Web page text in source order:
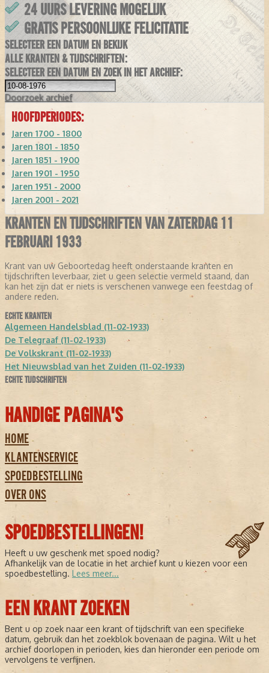
24 UURS LEVERING MOGELIJK
GRATIS PERSOONLIJKE FELICITATIE
SELECTEER EEN DATUM EN BEKIJK
ALLE KRANTEN & TIJDSCHRIFTEN:
SELECTEER EEN DATUM EN ZOEK IN HET ARCHIEF:
Doorzoek archief
HOOFDPERIODES:
Jaren 1700 - 1800
Jaren 1801 - 1850
Jaren 1851 - 1900
Jaren 1901 - 1950
Jaren 1951 - 2000
Jaren 2001 - 2021
KRANTEN EN TIJDSCHRIFTEN VAN ZATERDAG 11
FEBRUARI 1933
Krant van uw Geboortedag heeft onderstaande kranten en
tijdschriften leverbaar, ziet u geen selectie vermeld staand, dan
kan het zijn dat er niets is verschenen vanwege een feestdag of
andere reden.
ECHTE KRANTEN
Algemeen Handelsblad (11-02-1933)
De Telegraaf (11-02-1933)
De Volkskrant (11-02-1933)
Het Nieuwsblad van het Zuiden (11-02-1933)
ECHTE TIJDSCHRIFTEN
HANDIGE PAGINA'S
HOME
KLANTENSERVICE
SPOEDBESTELLING
OVER ONS
SPOEDBESTELLINGEN!
Heeft u uw geschenk met spoed nodig?
Afhankelijk van de locatie in het archief kunt u kiezen voor een
spoedbestelling. Lees meer...
EEN KRANT ZOEKEN
Bent u op zoek naar een krant of tijdschrift van een specifieke
datum, gebruik dan het zoekblok bovenaan de pagina. Wilt u het
archief doorlopen in perioden, kies dan hieronder een periode om
vervolgens te verfijnen.